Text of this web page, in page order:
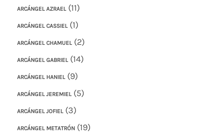
ARCÁNGEL AZRAEL (11)
ARCÁNGEL CASSIEL (1)
ARCÁNGEL CHAMUEL (2)
ARCÁNGEL GABRIEL (14)
ARCÁNGEL HANIEL (9)
ARCÁNGEL JEREMIEL (5)
ARCÁNGEL JOFIEL (3)
ARCÁNGEL METATRÓN (19)